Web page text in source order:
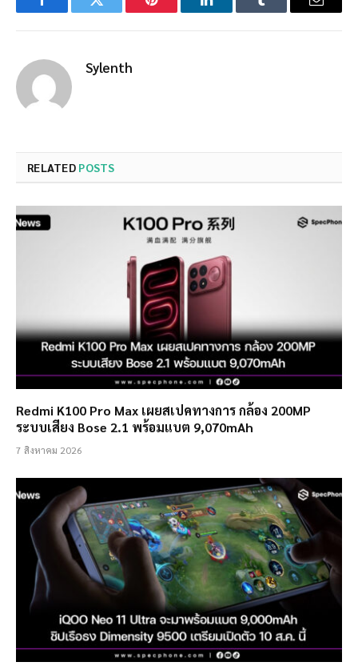
FacebookTwitter Pinterest LinkedInTumblr Email
Sylenth
RELATED POSTS
Redmi K100 Pro Max เผยสเปคทางการ กล้อง 200MP
ระบบเสียง Bose 2.1 พร้อมแบต 9,070mAh
7 สิงหาคม 2026